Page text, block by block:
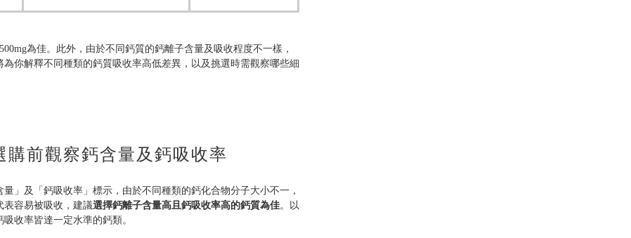
為佳。此外，由於不同鈣質的鈣離子含量及吸收程度不一樣，
你解釋不同種類的鈣質吸收率高低差異，以及挑選時需觀察哪些細
前觀察鈣含量及鈣吸收率
」及「鈣吸收率」標示，由於不同種類的鈣化合物分子大小不一，
表容易被吸收，建議選擇鈣離子含量高且鈣吸收率高的鈣質為佳。以
收率皆達一定水準的鈣類。